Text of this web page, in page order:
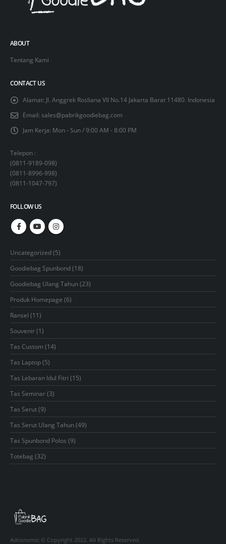
ABOUT
Tentang Kami
CONTACT US
Alamat: Jl. Anggrek Rosliana VII No.14 Jakarta Barat 11480. Indonesia
Email: sales@pabrikgoodiebag.com
Jam Kerja: Mon - Sun / 9:00 AM - 8:00 PM
Telepon :
(0811-9189-098)
(0811-8996-998)
(0811-1047-797)
FOLLOW US
Uncategorized 55
products
Goodiebag Spunbond 1818
products
Goodiebag Ulang Tahun 2323
products
Produk Homepage 66
products
Ransel 1111
products
Souvenir 11
product
Tas Custom 1414
products
Tas Laptop 55
products
Tas Lebaran Idul Fitri 1515
products
Tas Seminar 33
products
Tas Serut 99
products
Tas Serut Ulang Tahun 4949
products
Tas Spunbond Polos 99
products
Totebag 3232
products
Adconomic © Copyright 2022. All Rights Reserved.